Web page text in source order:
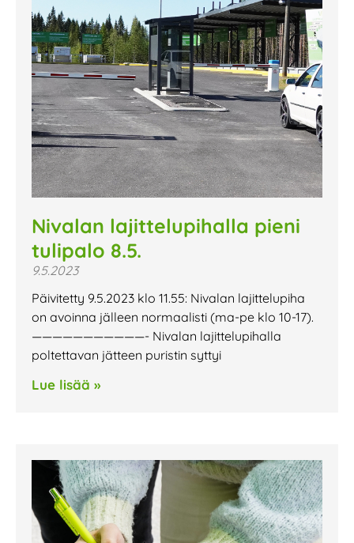
Nivalan lajittelupihalla pieni
tulipalo 8.5.
9.5.2023
Päivitetty 9.5.2023 klo 11.55: Nivalan lajittelupiha
on avoinna jälleen normaalisti (ma-pe klo 10-17).
———————————- Nivalan lajittelupihalla
poltettavan jätteen puristin syttyi
Lue lisää »